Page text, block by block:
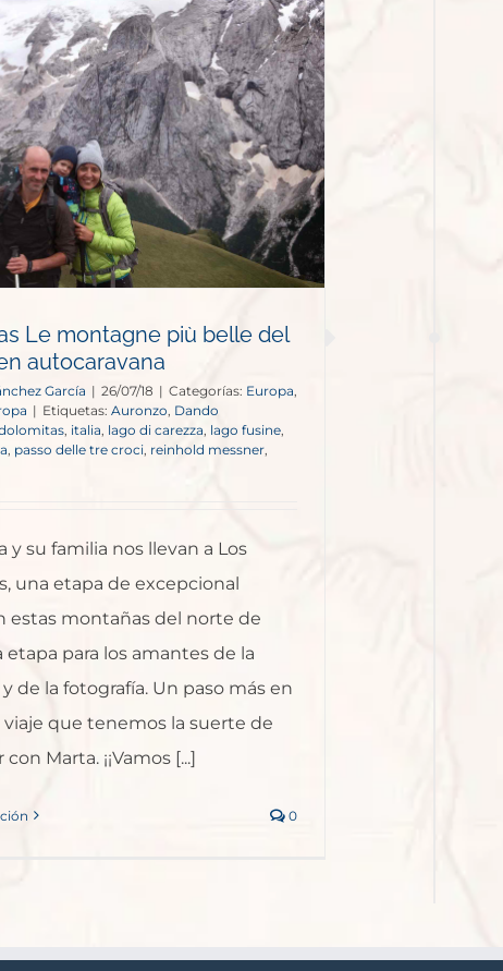
Le montagne più belle del
autocaravana
García | 26/07/18 | Categorías: Europa
| Etiquetas: Auronzo Dando
italia lago di carezza, lago fusine
, passo delle tre croci reinhold messner
y su familia nos llevan a Los
una etapa de excepcional
estas montañas del norte de
etapa para los amantes de la
de la fotografía. Un paso más en
viaje que tenemos la suerte de
Marta. ¡¡Vamos [...]
0